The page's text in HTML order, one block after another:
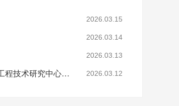
2026.03.15
2026.03.14
2026.03.13
省级认定！鑫钻股份数字能源空压站工程技术研究中心正式获批 2026.03.12